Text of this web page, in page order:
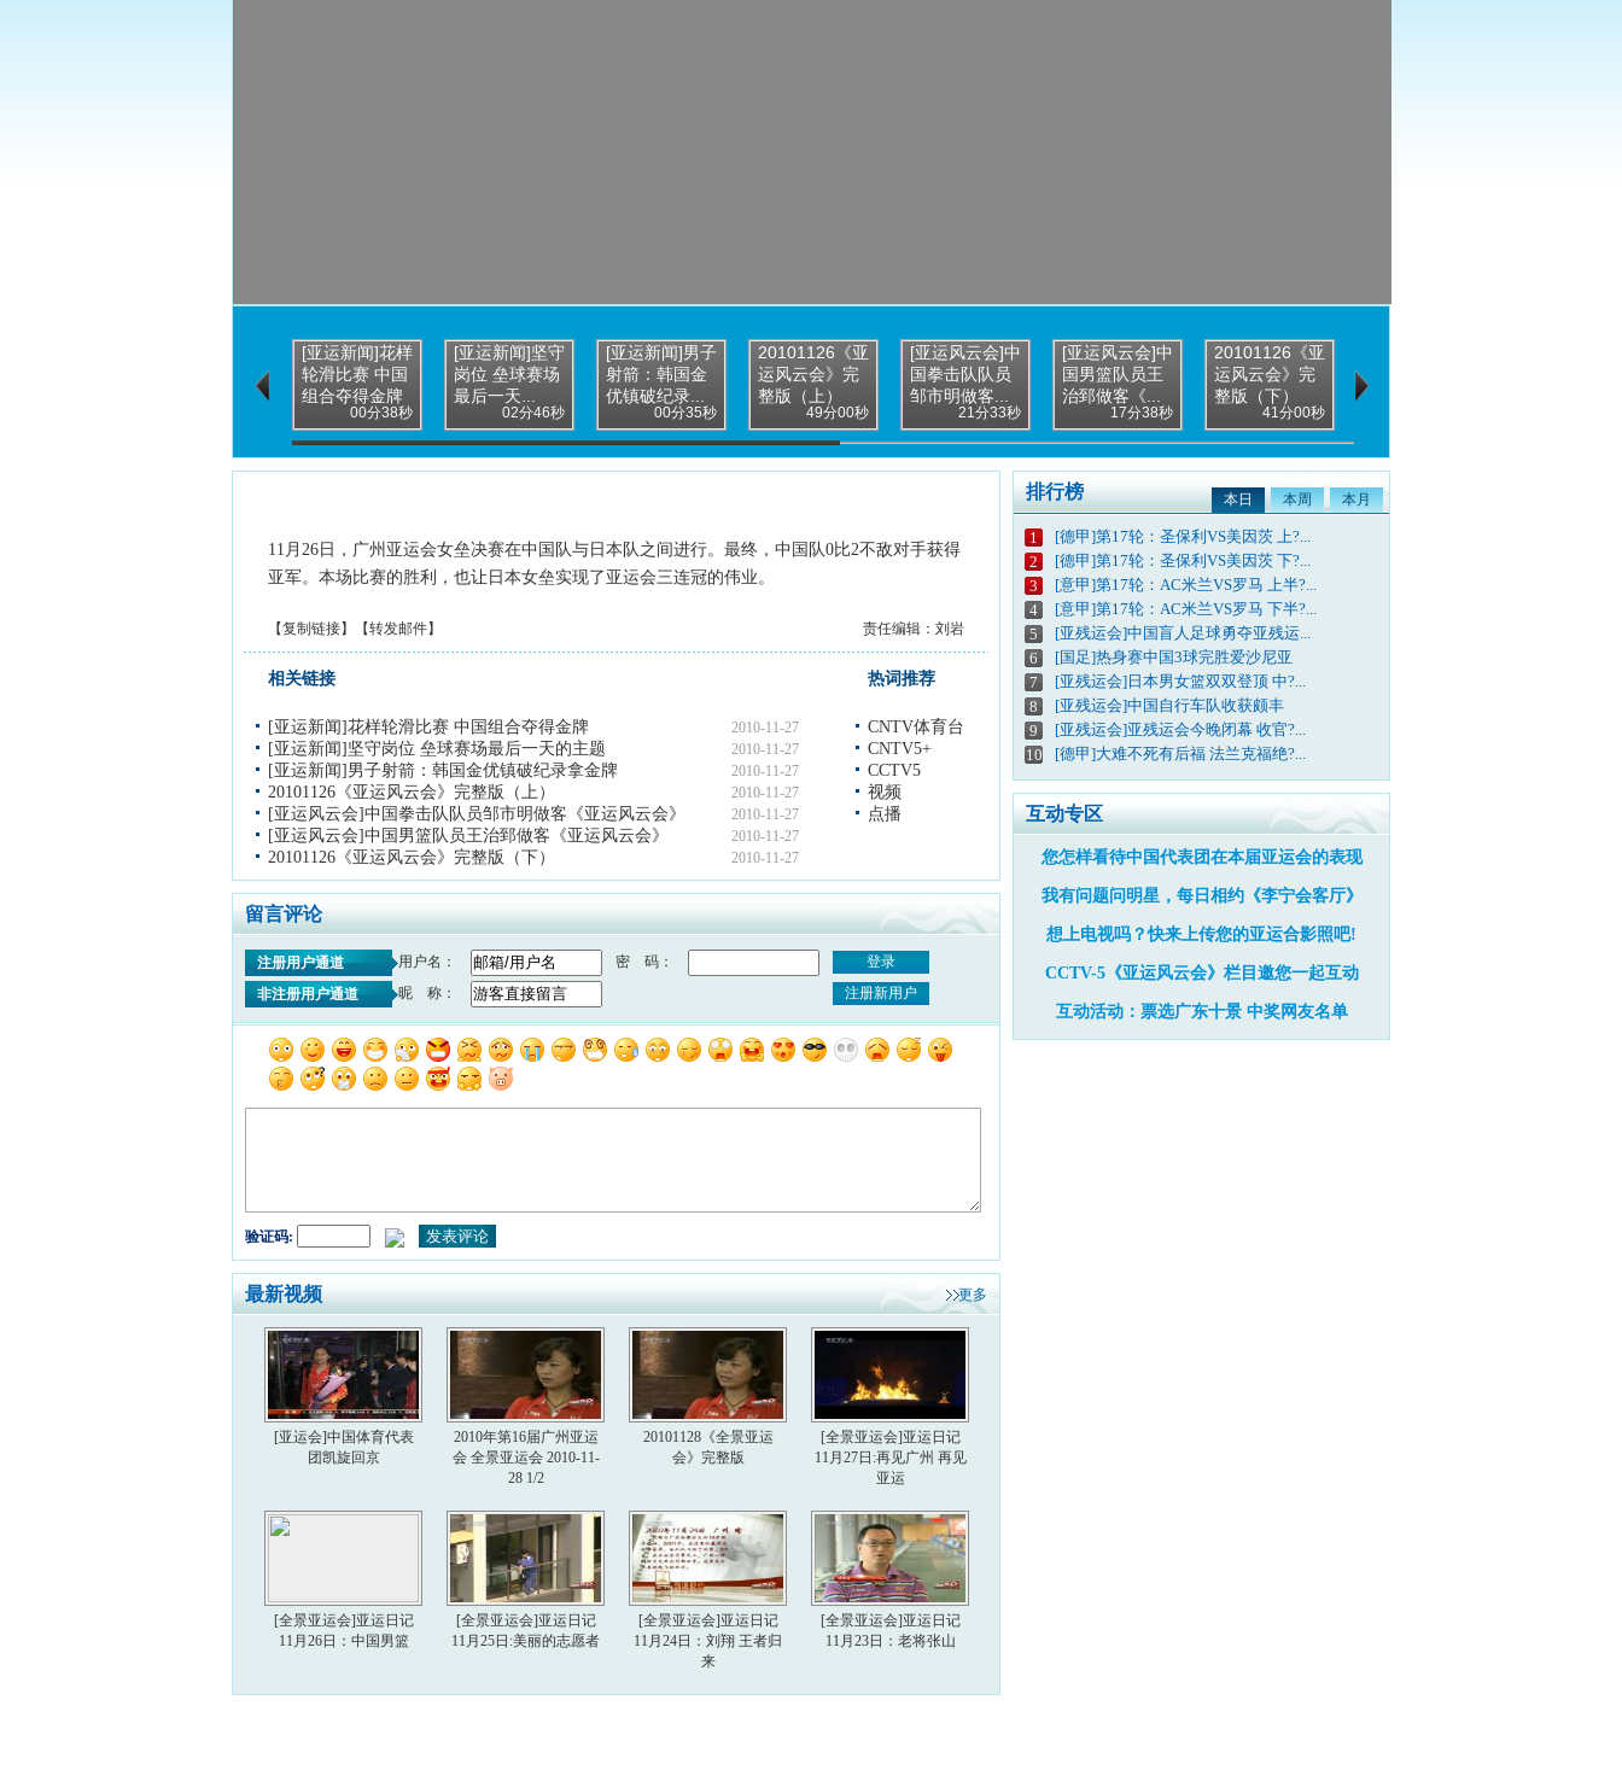
[亚运新闻]花样
轮滑比赛 中国
组合夺得金牌
00分38秒
[亚运新闻]坚守
岗位 垒球赛场
最后一天...
02分46秒
[亚运新闻]男子
射箭：韩国金
优镇破纪录...
00分35秒
20101126《亚
运风云会》完
整版（上）
49分00秒
[亚运风云会]中
国拳击队队员
邹市明做客...
21分33秒
[亚运风云会]中
国男篮队员王
治郅做客《...
17分38秒
20101126《亚
运风云会》完
整版（下）
41分00秒
11月26日，广州亚运会女垒决赛在中国队与日本队之间进行。最终，中国队0比2不敌对手获得
亚军。本场比赛的胜利，也让日本女垒实现了亚运会三连冠的伟业。
责任编辑：刘岩
【复制链接】【转发邮件】
相关链接
[亚运新闻]花样轮滑比赛 中国组合夺得金牌 2010-11-27
[亚运新闻]坚守岗位 垒球赛场最后一天的主题 2010-11-27
[亚运新闻]男子射箭：韩国金优镇破纪录拿金牌 2010-11-27
20101126《亚运风云会》完整版（上） 2010-11-27
[亚运风云会]中国拳击队队员邹市明做客《亚运风云会》 2010-11-27
[亚运风云会]中国男篮队员王治郅做客《亚运风云会》 2010-11-27
20101126《亚运风云会》完整版（下） 2010-11-27
热词推荐
CNTV体育台
CNTV5+
CCTV5
视频
点播
留言评论
注册用户通道 用户名： 密 码：
登录
非注册用户通道
昵 称： 注册新用户
验证码:
最新视频 更多
[亚运会]中国体育代表
团凯旋回京
2010年第16届广州亚运
会 全景亚运会 2010-11-
28 1/2
20101128《全景亚运
会》完整版
[全景亚运会]亚运日记
11月27日:再见广州 再见
亚运
[全景亚运会]亚运日记
11月26日：中国男篮
[全景亚运会]亚运日记
11月25日:美丽的志愿者
[全景亚运会]亚运日记
11月24日：刘翔 王者归
来
[全景亚运会]亚运日记
11月23日：老将张山
排行榜 本日 本周 本月
1
[德甲]第17轮：圣保利VS美因茨 上?...
2
[德甲]第17轮：圣保利VS美因茨 下?...
3
[意甲]第17轮：AC米兰VS罗马 上半?...
4
[意甲]第17轮：AC米兰VS罗马 下半?...
5
[亚残运会]中国盲人足球勇夺亚残运...
6
[国足]热身赛中国3球完胜爱沙尼亚
7
[亚残运会]日本男女篮双双登顶 中?...
8
[亚残运会]中国自行车队收获颇丰
9
[亚残运会]亚残运会今晚闭幕 收官?...
10
[德甲]大难不死有后福 法兰克福绝?...
互动专区
您怎样看待中国代表团在本届亚运会的表现
我有问题问明星，每日相约《李宁会客厅》
想上电视吗？快来上传您的亚运合影照吧!
CCTV-5《亚运风云会》栏目邀您一起互动
互动活动：票选广东十景 中奖网友名单